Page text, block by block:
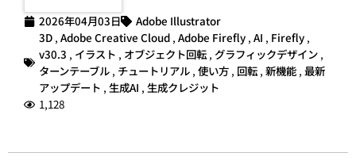
2026年04月03日
Adobe Illustrator
3D , Adobe Creative Cloud , Adobe Firefly , AI , Firefly ,
v30.3 , イラスト , オブジェクト回転 , グラフィックデザイン ,
ターンテーブル , チュートリアル , 使い方 , 回転 , 新機能 , 最新
アップデート , 生成AI , 生成クレジット
1,128